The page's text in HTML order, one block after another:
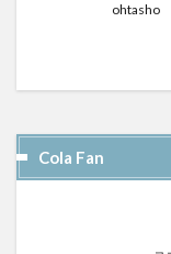
ohtasho
Cola Fan